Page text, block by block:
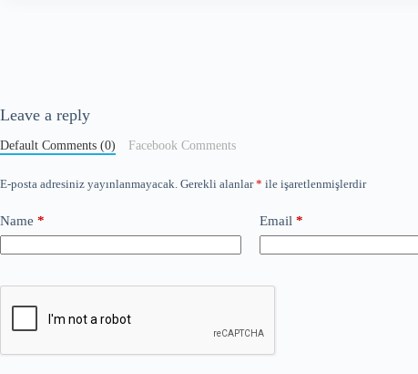
Leave a reply
Default Comments (0) Facebook Comments
E-posta adresiniz yayınlanmayacak. Gerekli alanlar* ile işaretlenmişlerdir
Name * Email *